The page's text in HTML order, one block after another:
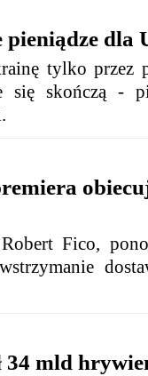
pieniądze dla
tylko przez
się skończą -
Fico,
34 mld